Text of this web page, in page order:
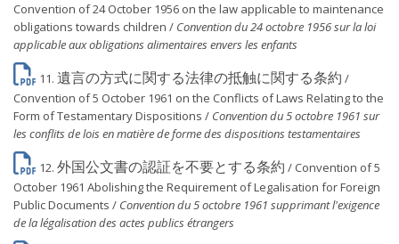
Convention of 24 October 1956 on the law applicable to maintenance
obligations towards children / Convention du 24 octobre 1956 sur la loi
applicable aux obligations alimentaires envers les enfants
11. 遺言の方式に関する法律の抵触に関する条約 /
Convention of 5 October 1961 on the Conflicts of Laws Relating to the
Form of Testamentary Dispositions / Convention du 5 octobre 1961 sur
les conflits de lois en matière de forme des dispositions testamentaires
12. 外国公文書の認証を不要とする条約 / Convention of 5
October 1961 Abolishing the Requirement of Legalisation for Foreign
Public Documents / Convention du 5 octobre 1961 supprimant l'exigence
de la légalisation des actes publics étrangers